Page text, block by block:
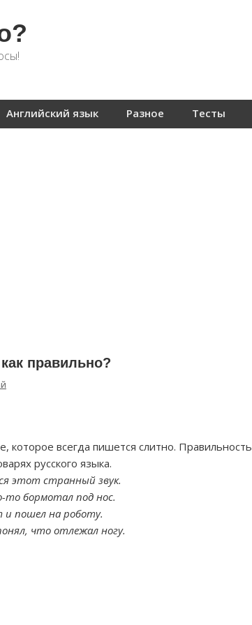
Английский язык Разное Тесты
правильно?
которое всегда пишется слитно. Правильность
русского языка.
этот странный звук.
то бормотал под нос.
и пошел на роботу.
что отлежал ногу.